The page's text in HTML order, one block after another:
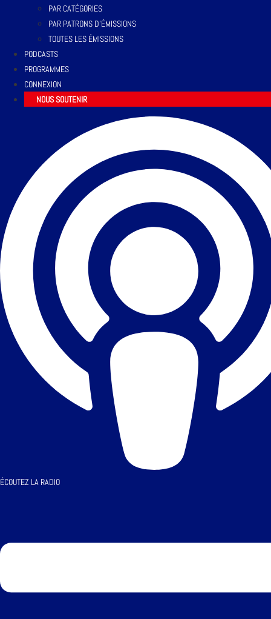
PAR CATÉGORIES
PAR PATRONS D’ÉMISSIONS
TOUTES LES ÉMISSIONS
PODCASTS
PROGRAMMES
CONNEXION
NOUS SOUTENIR
ÉCOUTEZ LA RADIO